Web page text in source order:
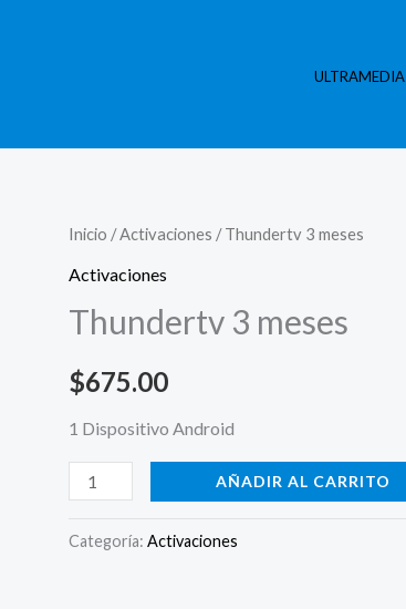
ULTRAMEDIA
Inicio /Activaciones / Thundertv 3 meses
Activaciones
Thundertv 3 meses
$675.00
1 Dispositivo Android
Thundertv
3
cantidad
AÑADIR AL CARRITO
Categoría: Activaciones